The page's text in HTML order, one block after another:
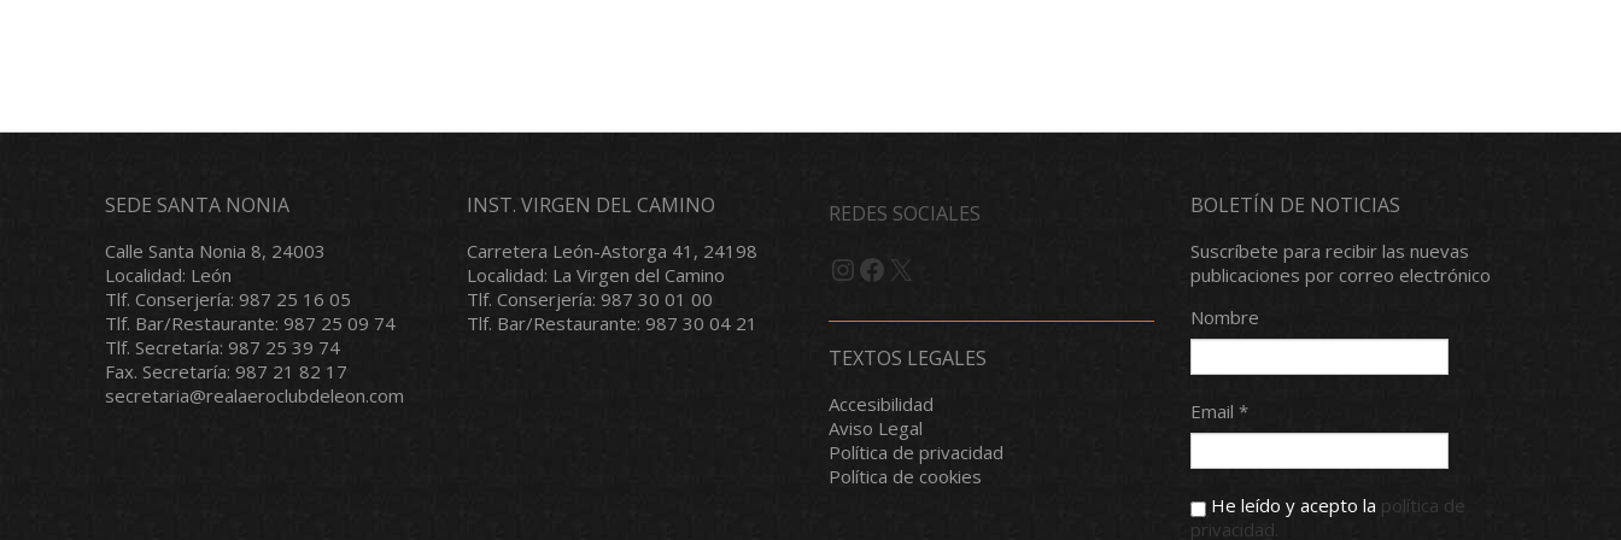
SEDE SANTA NONIA
Calle Santa Nonia 8, 24003
Localidad: León
Tlf. Conserjería: 987 25 16 05
Tlf. Bar/Restaurante: 987 25 09 74
Tlf. Secretaría: 987 25 39 74
Fax. Secretaría: 987 21 82 17
secretaria@realaeroclubdeleon.com
INST. VIRGEN DEL CAMINO
Carretera León-Astorga 41, 24198
Localidad: La Virgen del Camino
Tlf. Conserjería: 987 30 01 00
Tlf. Bar/Restaurante: 987 30 04 21
REDES SOCIALES
Instagram
Facebook
X
TEXTOS LEGALES
Accesibilidad
Aviso Legal
Política de privacidad
Política de cookies
BOLETÍN DE NOTICIAS
Suscríbete para recibir las nuevas
publicaciones por correo electrónico
Nombre
Email *
He leído y acepto la política de
privacidad.